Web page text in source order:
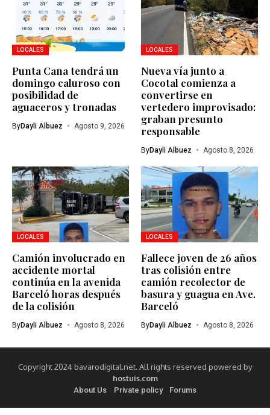
LOCALES
Punta Cana tendrá un
domingo caluroso con
posibilidad de
aguaceros y tronadas
ByDayli Albuez Agosto 9, 2026
LOCALES
Nueva vía junto a
Cocotal comienza a
convertirse en
vertedero improvisado:
graban presunto
responsable
ByDayli Albuez Agosto 8, 2026
LOCALES
Camión involucrado en
accidente mortal
continúa en la avenida
Barceló horas después
de la colisión
ByDayli Albuez Agosto 8, 2026
LOCALES
Fallece joven de 26 años
tras colisión entre
camión recolector de
basura y guagua en Ave.
Barceló
ByDayli Albuez Agosto 8, 2026
Copyright 2024 bavarodigital.net. All rights reserved powered by
hostuis.com
About Us Private policy Forums